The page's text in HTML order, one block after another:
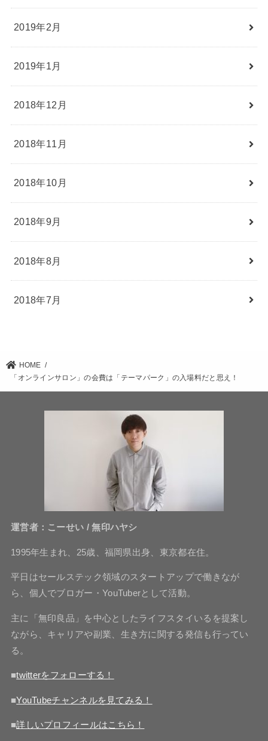
2019年2月
2019年1月
2018年12月
2018年11月
2018年10月
2018年9月
2018年8月
2018年7月
HOME
「オンラインサロン」の会費は「テーマパーク」の入場料だと思え！
運営者：こーせい / 無印ハヤシ
1995年生まれ、25歳、福岡県出身、東京都在住。
平日はセールステック領域のスタートアップで働きなが
ら、個人でブロガー・YouTuberとして活動。
主に「無印良品」を中心としたライフスタイいるを提案し
ながら、キャリアや副業、生き方に関する発信も行ってい
る。
■twitterをフォローする！
■YouTubeチャンネルを見てみる！
■詳しいプロフィールはこちら！